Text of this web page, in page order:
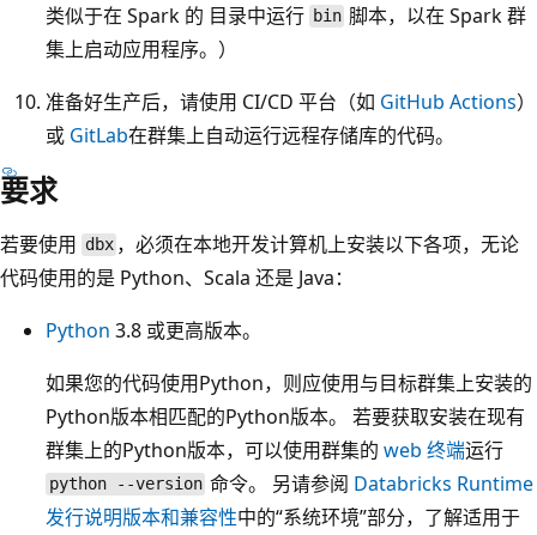
类似于在 Spark 的 目录中运行 bin 脚本，以在 Spark 群
集上启动应用程序。）
准备好生产后，请使用 CI/CD 平台（如 GitHub Actions）
或 GitLab在群集上自动运行远程存储库的代码。
要求
若要使用 dbx ，必须在本地开发计算机上安装以下各项，无论
代码使用的是 Python、Scala 还是 Java：
Python 3.8 或更高版本。
如果您的代码使用Python，则应使用与目标群集上安装的
Python版本相匹配的Python版本。 若要获取安装在现有
群集上的Python版本，可以使用群集的 web 终端运行
python --version 命令。 另请参阅 Databricks Runtime
发行说明版本和兼容性中的“系统环境”部分，了解适用于